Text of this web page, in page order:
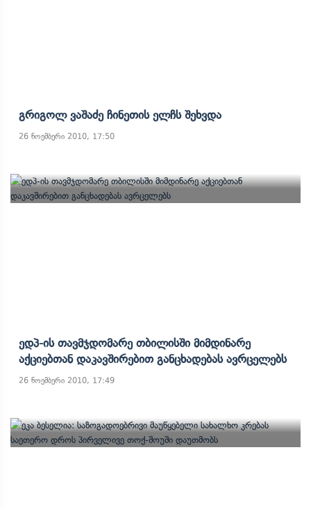
Გრიგოლ Ვაშაძე Ჩინეთის Ელჩს Შეხვდა
26 ნოემბერი 2010, 17:50
Ედპ-Ის Თავმჯდომარე Თბილისში Მიმდინარე
Აქციებთან Დაკავშირებით Განცხადებას Ავრცელებს
26 ნოემბერი 2010, 17:49